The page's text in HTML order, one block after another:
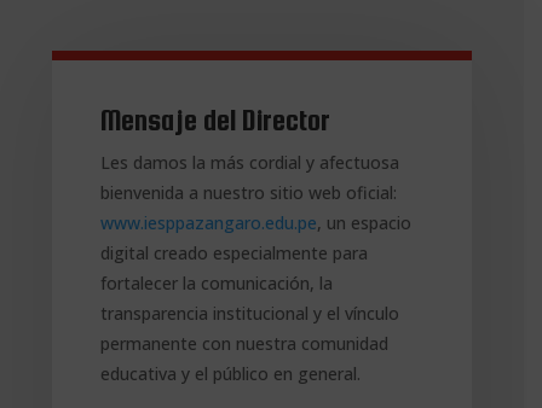
Mensaje del Director
Les damos la más cordial y afectuosa
bienvenida a nuestro sitio web oficial:
www.iesppazangaro.edu.pe, un espacio
digital creado especialmente para
fortalecer la comunicación, la
transparencia institucional y el vínculo
permanente con nuestra comunidad
educativa y el público en general.